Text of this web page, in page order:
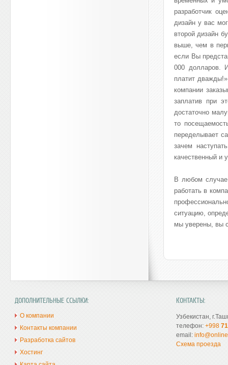
разработчик
дизайн у вас
второй дизайн
выше, чем в
если Вы
000 долларов.
платит
компании
заплатив при
достаточно
то
переделывает
зачем
качественный и
В любом
работать в
ситуацию,
мы уверены, вы
ДОПОЛНИТЕЛЬНЫЕ ССЫЛКИ:
О компании
Контакты компании
Разработка сайтов
Хостинг
КОНТАКТЫ:
Узбекистан,
телефон: +99871
email:
Схема проезда